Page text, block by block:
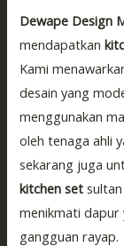
Dewape Design
mendapatkan
Kami
desain yang
menggunakan
oleh tenaga ahli
sekarang juga
kitchen set
menikmati dapur
gangguan rayap.